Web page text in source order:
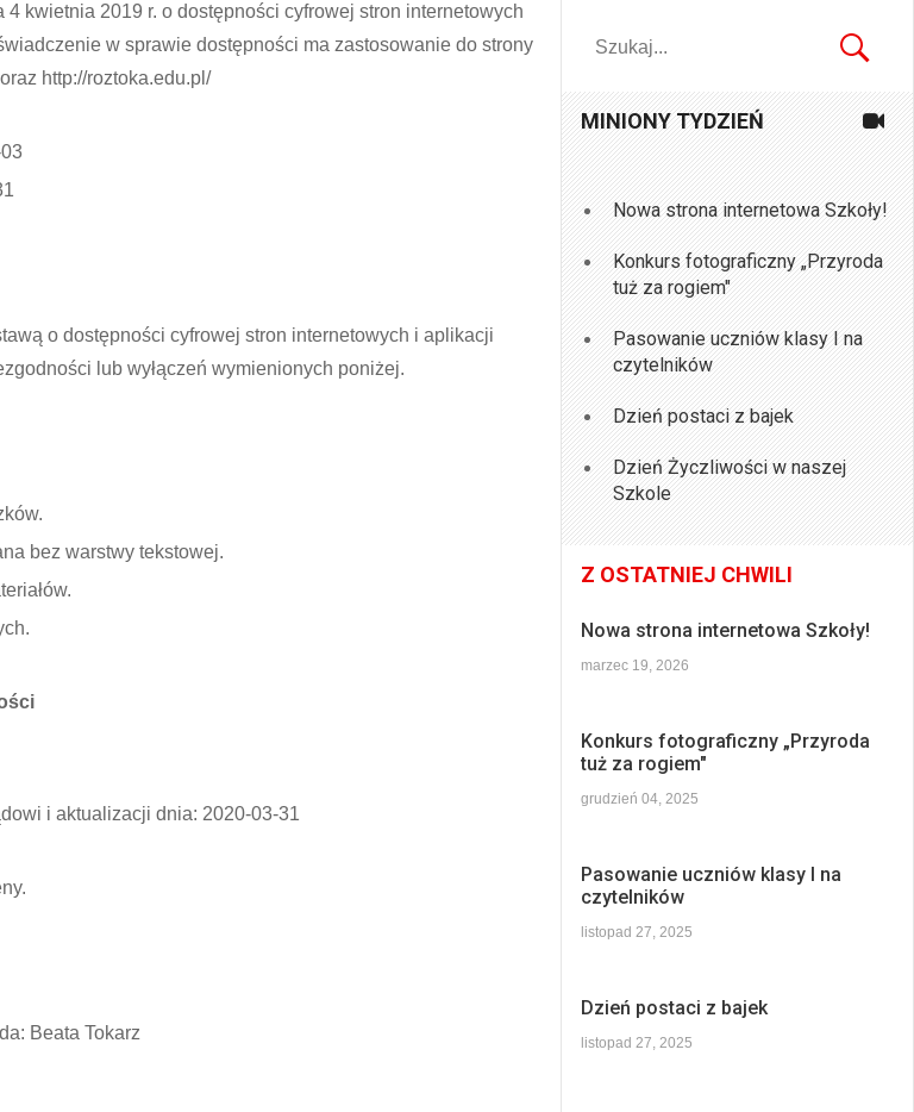
kwietnia 2019 r. o dostępności cyfrowej stron internetowych
w sprawie dostępności ma zastosowanie do strony
http://roztoka.edu.pl/
o dostępności cyfrowej stron internetowych i aplikacji
lub wyłączeń wymienionych poniżej.
bez warstwy tekstowej.
i aktualizacji dnia: 2020-03-31
Beata Tokarz
MINIONY TYDZIEŃ
Nowa strona internetowa Szkoły!
Konkurs fotograficzny „Przyroda
tuż za rogiem"
Pasowanie uczniów klasy I na
czytelników
Dzień postaci z bajek
Dzień Życzliwości w naszej
Szkole
Z OSTATNIEJ CHWILI
Nowa strona internetowa Szkoły!
marzec 19, 2026
Konkurs fotograficzny „Przyroda
tuż za rogiem"
grudzień 04, 2025
Pasowanie uczniów klasy I na
czytelników
listopad 27, 2025
Dzień postaci z bajek
listopad 27, 2025